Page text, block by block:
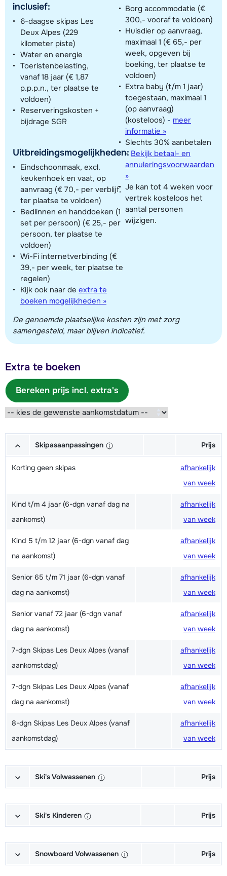
inclusief:
6-daagse skipas Les
Deux Alpes (229
kilometer piste)
Water en energie
Toeristenbelasting,
vanaf 18 jaar (€ 1,87
p.p.p.n., ter plaatse te
voldoen)
Reserveringskosten +
bijdrage SGR
Uitbreidingsmogelijkheden:
Eindschoonmaak, excl.
keukenhoek en vaat, op
aanvraag (€ 70,- per verblijf,
ter plaatse te voldoen)
Bedlinnen en handdoeken (1
set per persoon) (€ 25,- per
persoon, ter plaatse te
voldoen)
Wi-Fi internetverbinding (€
39,- per week, ter plaatse te
regelen)
Kijk ook naar de extra te
boeken mogelijkheden »
Borg accommodatie (€
300,- vooraf te voldoen)
Huisdier op aanvraag,
maximaal 1 (€ 65,- per
week, opgeven bij
boeking, ter plaatse te
voldoen)
Extra baby (t/m 1 jaar)
toegestaan, maximaal 1
(op aanvraag)
(kosteloos) - meer
informatie »
Slechts 30% aanbetalen
- Bekijk betaal- en
annuleringsvoorwaarden
»
Je kan tot 4 weken voor
vertrek kosteloos het
aantal personen
wijzigen.
De genoemde plaatselijke kosten zijn met zorg
samengesteld, maar blijven indicatief.
Extra te boeken
Bereken prijs incl. extra's
Skipasaanpassingen Prijs
Korting geen skipas
afhankelijk
van week
Kind t/m 4 jaar (6-dgn vanaf dag na
aankomst)
afhankelijk
van week
Kind 5 t/m 12 jaar (6-dgn vanaf dag
na aankomst)
afhankelijk
van week
Senior 65 t/m 71 jaar (6-dgn vanaf
dag na aankomst)
afhankelijk
van week
Senior vanaf 72 jaar (6-dgn vanaf
dag na aankomst)
afhankelijk
van week
7-dgn Skipas Les Deux Alpes (vanaf
aankomstdag)
afhankelijk
van week
7-dgn Skipas Les Deux Alpes (vanaf
dag na aankomst)
afhankelijk
van week
8-dgn Skipas Les Deux Alpes (vanaf
aankomstdag)
afhankelijk
van week
Ski's Volwassenen Prijs
Schoenen + Stokken (6/7 dagen)
van week
Stokken (6/7 dagen)
van week
Ski's Kinderen Prijs
Schoenen + Stokken (6/7 dagen)
van week
Snowboard Volwassenen Prijs